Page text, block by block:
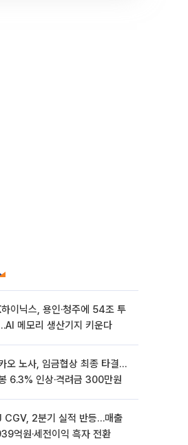
이닉스, 용인·청주에 54조 투
메모리 생산기지 키운다
오 노사, 임금협상 최종 타결…
6.3% 인상·격려금 300만원
CGV, 2분기 실적 반등…매출
억원·세전이익 흑자 전환